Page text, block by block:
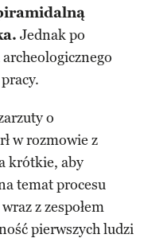
Jednak po
o
w rozmowie z
krótkie, aby
temat procesu
z zespołem
pierwszych ludzi